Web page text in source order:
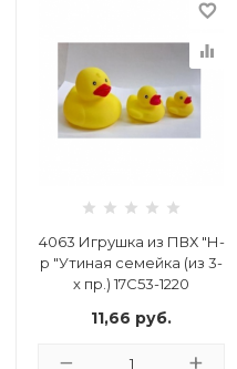
favorite_border
equalizer
4063 Игрушка из ПВХ "Н-
р "Утиная семейка (из 3-
х пр.) 17С53-1220
11,66 руб.